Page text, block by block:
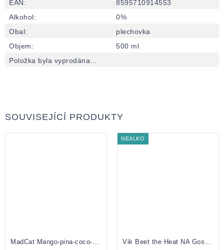
EAN:
8595710914553
Alkohol:
0%
Obal:
plechovka
Objem:
500 ml
Položka byla vyprodána…
SOUVISEJÍCÍ PRODUKTY
NEALKO